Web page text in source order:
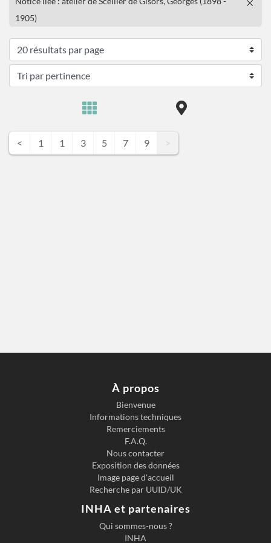
1905)
< 1 1 3 5 7 9 >
À propos
Bienvenue
Informations techniques
Remerciements
F.A.Q.
Nous contacter
Exposition des données
Image page d'accueil
Recherche par UUID/UK
INHA et partenaires
Qui sommes-nous ?
INHA